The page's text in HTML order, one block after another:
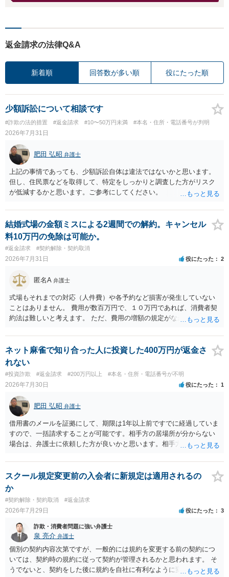
返金請求の法律Q&A
新着順 回答数が多い順 役にたった順
少額訴訟について相談です
#詐欺の法的措置 #返金請求 #10〜50万円未満 #本名・住所・電話番号が判明
2026年7月31日
肥田 弘昭 弁護士
上記の事情であっても、少額訴訟自体は違法ではないかと思います。
但し、住民票などを取得して、特定をしっかりと調査した方がリスク
が低減するかと思います。ご参考にしてください。
結婚式場の金額ミスによる2週間での解約。キャンセル
料10万円の免除は可能か。
#返金請求 #契約解除・契約取消
2026年7月31日 役にたった 2
匿名A 弁護士
式場もそれまでの対応（人件費）や各予約など損害が発生していない
ことはありません。 費用が数百万円で、１０万円であれば、消費者契
約法は難しいと考えます。 ただ、費用の増額の規定がなかったのに増
ということになり、解約するのは理由がないことになります。
ネット麻雀で知り合った人に投資した400万円が返金さ
れない
#投資詐欺 #返金請求 #200万円以上 #本名・住所・電話番号が不明
2026年7月30日 役にたった 1
肥田 弘昭 弁護士
借用書のメールを証拠にして、期限は1年以上前ですでに経過していま
すので、一括請求することが可能です。相手方の居場所が分からない
場合は、弁護士に依頼した方が良いかと思います。相手方の居場所が
さい。
スクール規定変更前の入会者に新規定は適用されるの
か
#契約解除・契約取消 #返金請求
2026年7月29日 役にたった 3
詐欺・消費者問題に強い弁護士
泉 亮介 弁護士
個別の契約内容次第ですが、一般的には規約を変更する前の契約につ
いては、契約時の規約に従って契約が管理されるかと思われます。 そ
うでないと、契約をした後に規約を自社に有利なように変更し、それ